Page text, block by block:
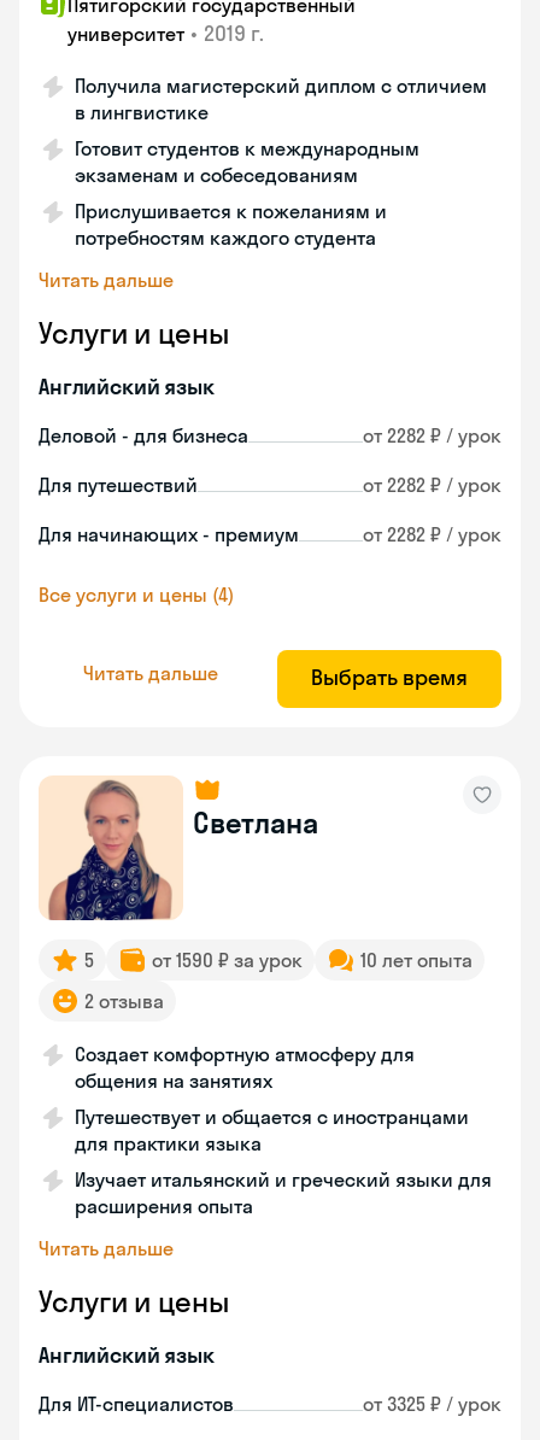
Пятигорский государственный
университет • 2019 г.
Получила магистерский диплом с отличием
в лингвистике
Готовит студентов к международным
экзаменам и собеседованиям
Прислушивается к пожеланиям и
потребностям каждого студента
Читать дальше
Услуги и цены
Английский язык
Деловой - для бизнеса от 2282 ₽ / урок
Для путешествий от 2282 ₽ / урок
Для начинающих - премиум от 2282 ₽ / урок
Все услуги и цены (4)
Читать дальше Выбрать время
Светлана
5 от 1590 ₽ за урок
10 лет опыта
2 отзыва
Создает комфортную атмосферу для
общения на занятиях
Путешествует и общается с иностранцами
для практики языка
Изучает итальянский и греческий языки для
расширения опыта
Читать дальше
Услуги и цены
Английский язык
Для ИТ-специалистов от 3325 ₽ / урок